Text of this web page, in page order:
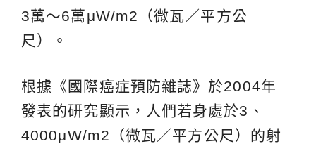
3萬～6萬μW/m2（微瓦／平方公
尺）。
根據《國際癌症預防雜誌》於2004年
發表的研究顯示，人們若身處於3、
4000μW/m2（微瓦／平方公尺）的射